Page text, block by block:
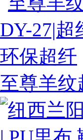
至尊羊纹